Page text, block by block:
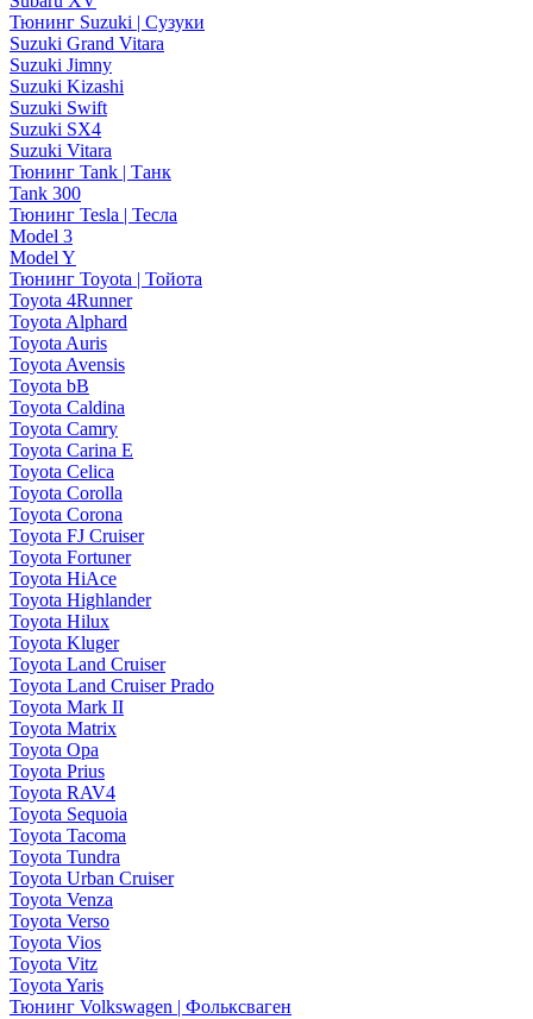
Тюнинг Suzuki | Сузуки
Suzuki Grand Vitara
Suzuki Jimny
Suzuki Kizashi
Suzuki Swift
Suzuki SX4
Suzuki Vitara
Тюнинг Tank | Танк
Tank 300
Тюнинг Tesla | Тесла
Model 3
Model Y
Тюнинг Toyota | Тойота
Toyota 4Runner
Toyota Alphard
Toyota Auris
Toyota Avensis
Toyota bB
Toyota Caldina
Toyota Camry
Toyota Carina E
Toyota Celica
Toyota Corolla
Toyota Corona
Toyota FJ Cruiser
Toyota Fortuner
Toyota HiAce
Toyota Highlander
Toyota Hilux
Toyota Kluger
Toyota Land Cruiser
Toyota Land Cruiser Prado
Toyota Mark II
Toyota Matrix
Toyota Opa
Toyota Prius
Toyota RAV4
Toyota Sequoia
Toyota Tacoma
Toyota Tundra
Toyota Urban Cruiser
Toyota Venza
Toyota Verso
Toyota Vios
Toyota Vitz
Toyota Yaris
Тюнинг Volkswagen | Фольксваген